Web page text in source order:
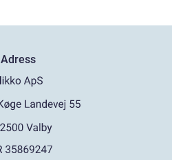
Adress